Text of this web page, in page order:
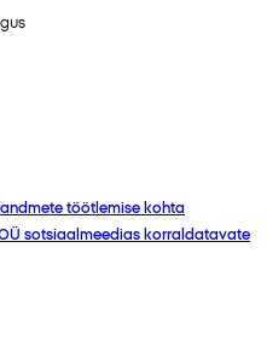
töötlemise kohta
sotsiaalmeedias korraldatavate